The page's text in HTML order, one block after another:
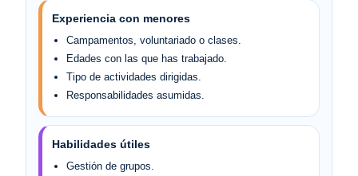
Experiencia con menores
Campamentos, voluntariado o clases.
Edades con las que has trabajado.
Tipo de actividades dirigidas.
Responsabilidades asumidas.
Habilidades útiles
Gestión de grupos.